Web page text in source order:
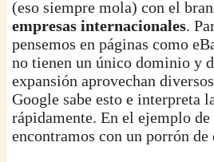
(eso siempre mola) con el
empresas internacionales.
pensemos en páginas como
no tienen un único dominio y
expansión aprovechan
Google sabe esto e interpreta
rápidamente. En el ejemplo de
encontramos con un porrón